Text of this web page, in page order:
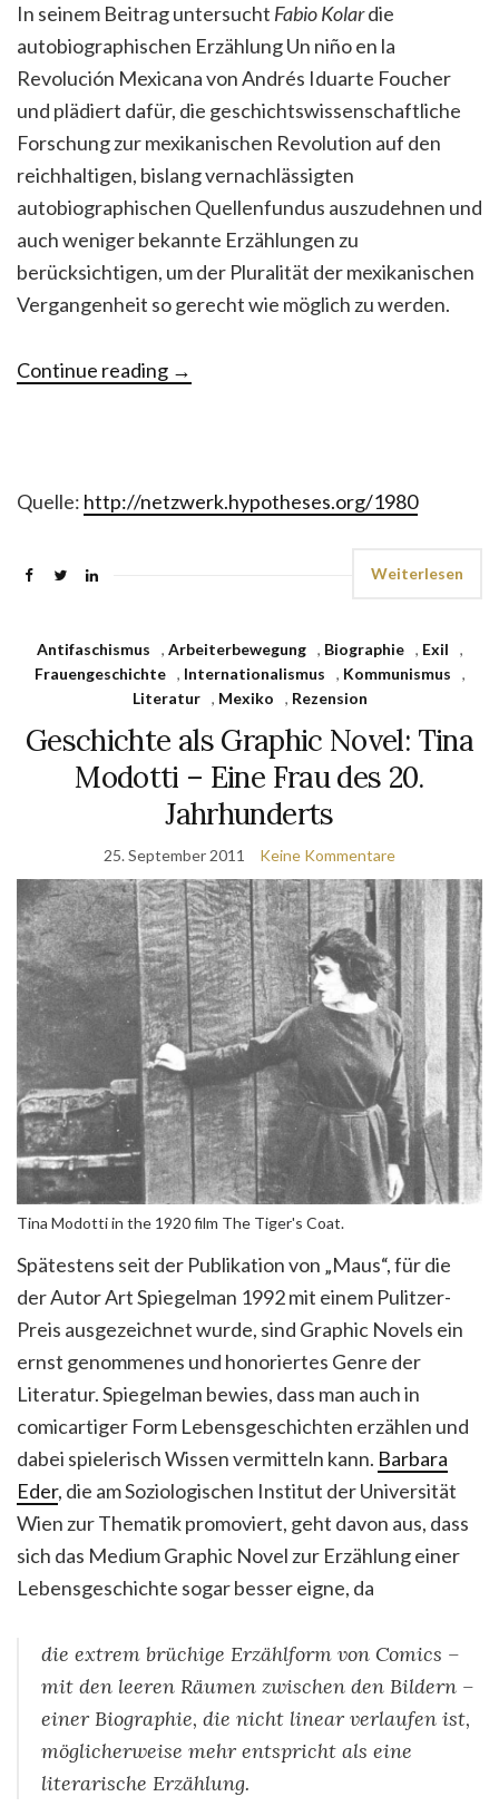
In seinem Beitrag untersucht Fabio Kolardie
autobiographischen Erzählung Un niño en la
Revolución Mexicana von Andrés Iduarte Foucher
und plädiert dafür, die geschichtswissenschaftliche
Forschung zur mexikanischen Revolution auf den
reichhaltigen, bislang vernachlässigten
autobiographischen Quellenfundus auszudehnen und
auch weniger bekannte Erzählungen zu
berücksichtigen, um der Pluralität der mexikanischen
Vergangenheit so gerecht wie möglich zu werden.
Continue reading →
Quelle: http://netzwerk.hypotheses.org/1980
Weiterlesen
Antifaschismus , Arbeiterbewegung , Biographie , Exil
,
Frauengeschichte
, Internationalismus , Kommunismus
,
Literatur
, Mexiko , Rezension
Geschichte als Graphic Novel: Tina
Modotti – Eine Frau des 20.
Jahrhunderts
25. September 2011 Keine Kommentare
Tina Modotti in the 1920 film The Tiger's Coat.
Spätestens seit der Publikation von „Maus“, für die
der Autor Art Spiegelman 1992 mit einem Pulitzer-
Preis ausgezeichnet wurde, sind Graphic Novels ein
ernst genommenes und honoriertes Genre der
Literatur. Spiegelman bewies, dass man auch in
comicartiger Form Lebensgeschichten erzählen und
dabei spielerisch Wissen vermitteln kann. Barbara
Eder, die am Soziologischen Institut der Universität
Wien zur Thematik promoviert, geht davon aus, dass
sich das Medium Graphic Novel zur Erzählung einer
Lebensgeschichte sogar besser eigne, da
die extrem brüchige Erzählform von Comics –
mit den leeren Räumen zwischen den Bildern –
einer Biographie, die nicht linear verlaufen ist,
möglicherweise mehr entspricht als eine
literarische Erzählung.